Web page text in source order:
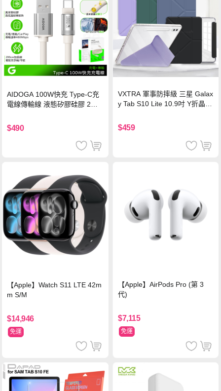
AIDOGA 100W快充 Type-C充
電線傳輸線 液態矽膠硅膠 2M
$490
VXTRA 軍事防摔級 三星 Galax
y Tab S10 Lite 10.9吋 Y折晶透
$459
【Apple】Watch S11 LTE 42m
m S/M
$14,946
免運
【Apple】AirPods Pro (第 3
代)
$7,115
免運